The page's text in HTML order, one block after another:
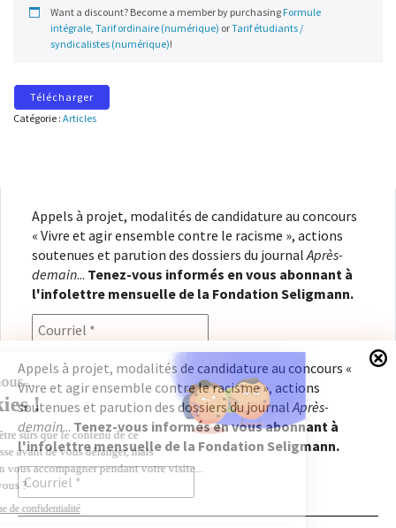
Want a discount? Become a member by purchasing Formule
intégrale, Tarif ordinaire (numérique) orTarif étudiants /
syndicalistes (numérique)!
Télécharger
Catégorie : Articles
Appels à projet, modalités de candidature au concours
« Vivre et agir ensemble contre le racisme », actions
soutenues et parution des dossiers du journal Après-
demain... Tenez-vous informés en vous abonnant à
l'infolettre mensuelle de la Fondation Seligmann.
En renseignant votre adresse électronique, vous
consentez à recevoir l'infolettre de la Fondation
Seligmann, conformément à notrepolitique de
confidentialité. Il vous sera possible de vous
désabonner à tout moment.
Appels à projet, modalités de candidature au concours «
Vivre et agir ensemble contre le racisme », actions
soutenues et parution des dossiers du journalAprès-
demain... Tenez-vous informés en vous abonnant à
l'infolettre mensuelle de la Fondation Seligmann.